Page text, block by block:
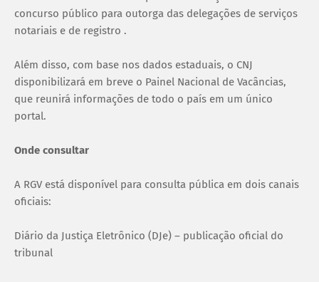
concurso público para outorga das delegações de serviços
notariais e de registro .
Além disso, com base nos dados estaduais, o CNJ
disponibilizará em breve o Painel Nacional de Vacâncias,
que reunirá informações de todo o país em um único
portal.
Onde consultar
A RGV está disponível para consulta pública em dois canais
oficiais:
Diário da Justiça Eletrônico (DJe) – publicação oficial do
tribunal